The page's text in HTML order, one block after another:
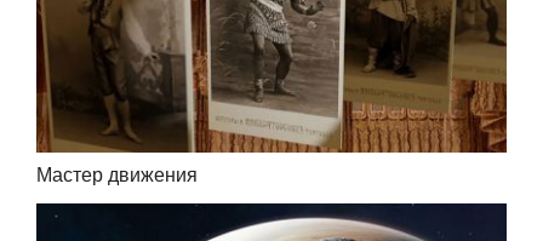
Мастер движения